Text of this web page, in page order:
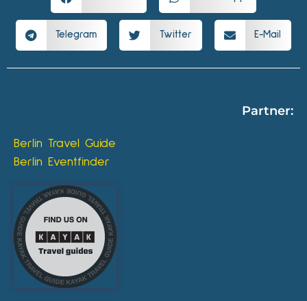
Telegram Twitter E-Mail
Partner:
Berlin Travel Guide
Berlin Eventfinder